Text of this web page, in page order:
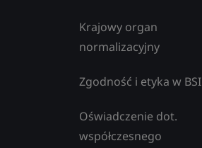
Krajowy organ
normalizacyjny
Zgodność i etyka w BSI
Oświadczenie dot.
współczesnego